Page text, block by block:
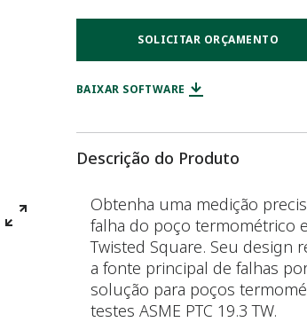
SOLICITAR ORÇAMENTO
BAIXAR SOFTWARE
Descrição do Produto
Obtenha uma medição
falha do poço termométrico
Twisted Square. Seu design
a fonte principal de falhas
solução para poços
testes ASME PTC 19.3 TW.